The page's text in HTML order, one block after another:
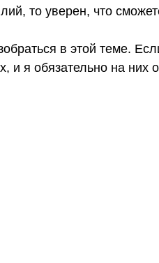
то уверен, что
в этой теме.
я обязательно на них